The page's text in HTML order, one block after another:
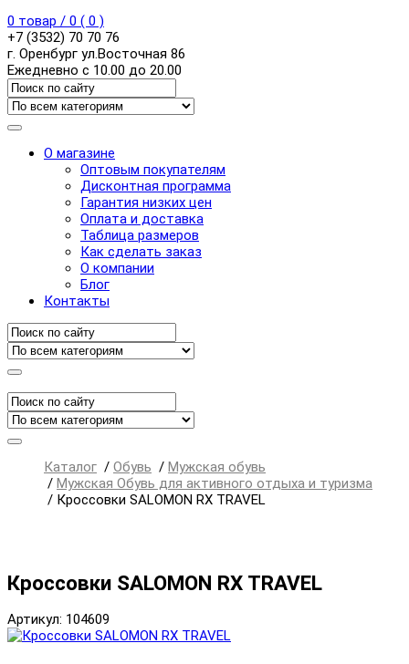
0 товар / 0 ( 0 )
+7 (3532) 70 70 76
г. Оренбург ул.Восточная 86
Ежедневно с 10.00 до 20.00
О магазине
Оптовым покупателям
Дисконтная программа
Гарантия низких цен
Оплата и доставка
Таблица размеров
Как сделать заказ
О компании
Блог
Контакты
Каталог / Обувь / Мужская обувь
/ Мужская Обувь для активного отдыха и туризма
/ Кроссовки SALOMON RX TRAVEL
Кроссовки SALOMON RX TRAVEL
Артикул: 104609